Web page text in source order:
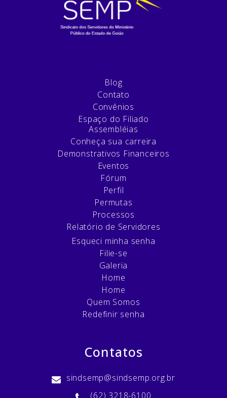
Blog
Contato
Convênios
Espaço do Filiado
Assembléias
Conheça sua carreira
Demonstrativos Financeiros
Eventos
Fórum
Perfil
Permutas
Processos
Relatório de Servidores
Esqueci minha senha
Filie-se
Galeria
Home
Home
Quem Somos
Redefinir senha
Contatos
sindsemp@sindsemp.org.br
(62) 3218-6100